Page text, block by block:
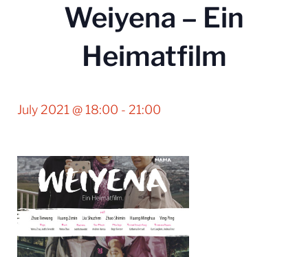
Weiyena – Ein
Heimatfilm
July 2021 @ 18:00 - 21:00